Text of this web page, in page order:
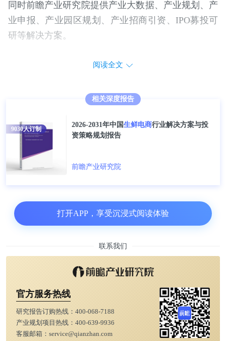
同时前瞻产业研究院提供产业大数据、产业规划、产
业申报、产业园区规划、产业招商引资、IPO募投可
研等解决方案。
阅读全文
相关深度报告
2026-2031年中国生鲜电商行业解决方案与投
资策略规划报告
前瞻产业研究院
9030人订制
打开APP，享受沉浸式阅读体验
联系我们
官方服务热线
研究报告订购热线： 400-068-7188
产业规划项目热线： 400-639-9936
客服邮箱： service@qianzhan.com